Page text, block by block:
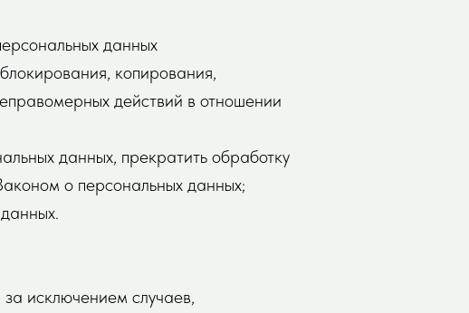
данных
копирования,
действий в отношении
данных, прекратить обработку
о персональных данных;
исключением случаев,